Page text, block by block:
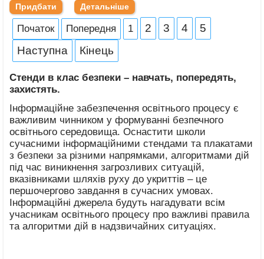
Придбати Детальніше
Початок Попередня 1 2 3 4
5
Наступна
Кінець
Стенди в клас безпеки – навчать, попередять,
захистять.
Інформаційне забезпечення освітнього процесу є
важливим чинником у формуванні безпечного
освітнього середовища. Оснастити школи
сучасними інформаційними стендами та плакатами
з безпеки за різними напрямками, алгоритмами дій
під час виникнення загрозливих ситуацій,
вказівниками шляхів руху до укриттів – це
першочергово завдання в сучасних умовах.
Інформаційні джерела будуть нагадувати всім
учасникам освітнього процесу про важливі правила
та алгоритми дій в надзвичайних ситуаціях.